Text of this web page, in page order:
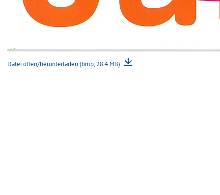
Datei öffen/herunterladen (bmp, 28.4 MB)